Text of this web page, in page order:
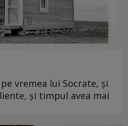
vremea lui Socrate, și
și timpul avea mai